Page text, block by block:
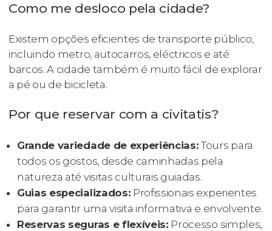
Como me desloco pela cidade?
Existem opções eficientes de transporte público,
incluindo metro, autocarros, eléctricos e até
barcos. A cidade também é muito fácil de explorar
a pé ou de bicicleta.
Por que reservar com a civitatis?
Grande variedade de experiências:Tours para
todos os gostos, desde caminhadas pela
natureza até visitas culturais guiadas.
Guias especializados: Profissionais experientes
para garantir uma visita informativa e envolvente.
Reservas seguras e flexíveis: Processo simples,